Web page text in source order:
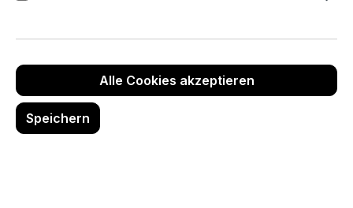
Alle Cookies akzeptieren
Speichern